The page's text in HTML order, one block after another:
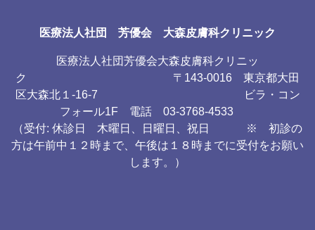
医療法人社団 芳優会 大森皮膚科クリニック
医療法人社団芳優会大森皮膚科クリニッ
ク 〒143-0016 東京都大田
区大森北１-16-7 ビラ・コン
フォール1F 電話 03-3768-4533
（受付: 休診日 木曜日、日曜日、祝日 ※ 初診の
方は午前中１２時まで、午後は１８時までに受付をお願い
します。）